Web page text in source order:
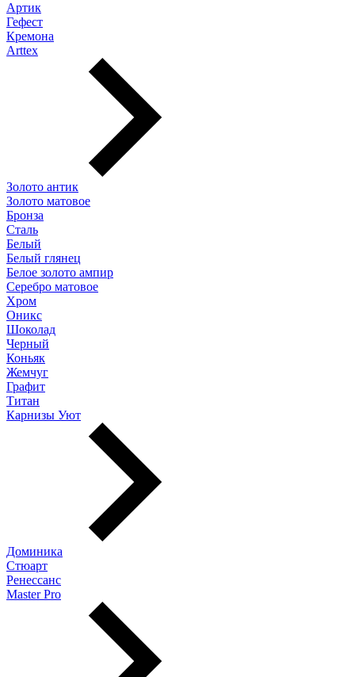
Артик
Гефест
Кремона
Arttex
Золото антик
Золото матовое
Бронза
Сталь
Белый
Белый глянец
Белое золото ампир
Серебро матовое
Хром
Оникс
Шоколад
Черный
Коньяк
Жемчуг
Графит
Титан
Карнизы Уют
Доминика
Стюарт
Ренессанс
Master Pro